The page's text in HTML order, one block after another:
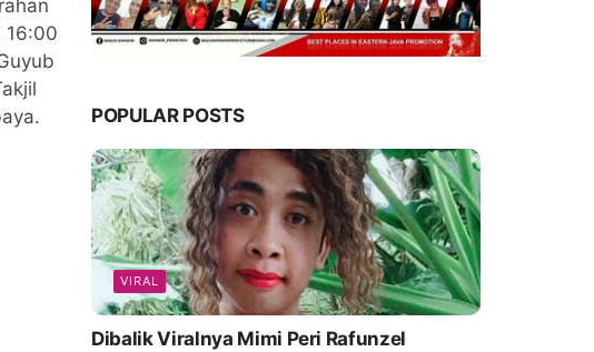
16:00
POPULAR POSTS
VIRAL
Dibalik Viralnya Mimi Peri Rafunzel